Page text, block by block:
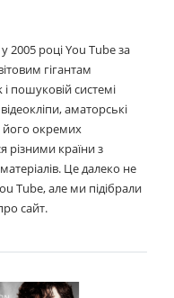
2005 році You Tube за
гігантам
пошуковій системі
аматорські
його окремих
різними країни з
Це далеко не
Tube, але ми підібрали
сайт.